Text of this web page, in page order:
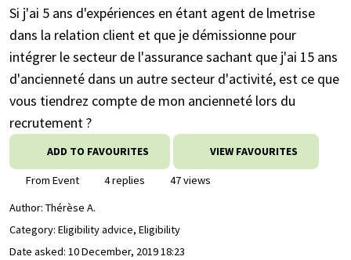
Si j'ai 5 ans d'expériences en étant agent de lmetrise
dans la relation client et que je démissionne pour
intégrer le secteur de l'assurance sachant que j'ai 15 ans
d'ancienneté dans un autre secteur d'activité, est ce que
vous tiendrez compte de mon ancienneté lors du
recrutement ?
ADD TO FAVOURITES VIEW FAVOURITES
From Event 4 replies
47 views
Author: Thérèse A.
Category: Eligibility advice, Eligibility
Date asked: 10 December, 2019 18:23